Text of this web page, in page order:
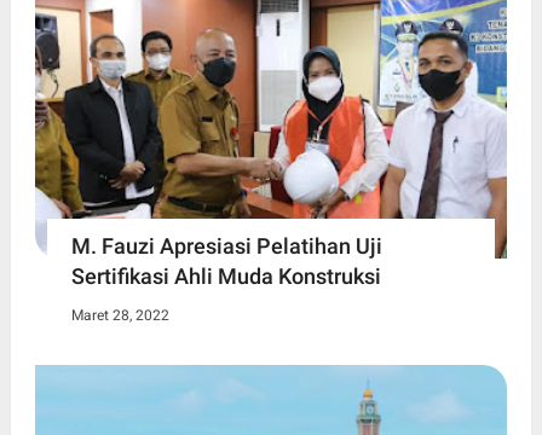
M. Fauzi Apresiasi Pelatihan Uji
Sertifikasi Ahli Muda Konstruksi
Maret 28, 2022